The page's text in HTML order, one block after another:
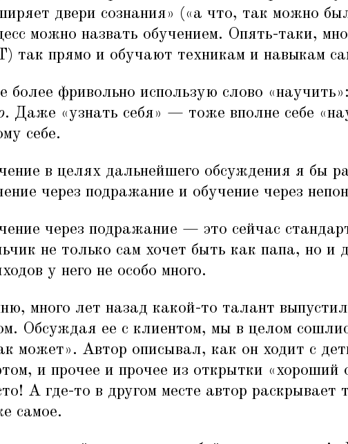
двери сознания» («а что, так можно
можно назвать обучением. Опять-таки,
так прямо и обучают техникам и навыкам
более фривольно использую слово «научить»:
. Даже «узнать себя» — тоже вполне себе «
себе.
в целях дальнейшего обсуждения я бы
через подражание и обучение через
через подражание — это сейчас
не только сам хочет быть как папа, но и
у него не особо много.
много лет назад какой-то талант
Обсуждая ее с клиентом, мы в целом
может». Автор описывал, как он ходит c
и прочее и прочее из открытки «хороший
А где-то в другом месте автор раскрывает
самое.